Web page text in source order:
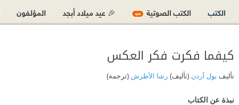
كيفما فكرت فكر العكس
تأليف بول آردن(تأليف) رشا الأطرش(ترجمة)
نبذة عن الكتاب
الكتب الكتب الصوتية جديد 🎉 عيد ميلاد أبجد المؤلفون